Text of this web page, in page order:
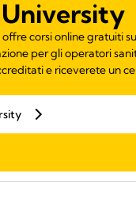
corsi online gratuiti
per gli operatori
e riceverete un